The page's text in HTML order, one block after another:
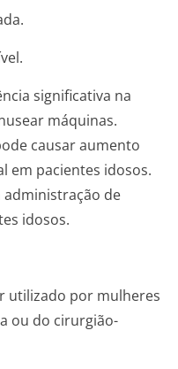
significativa na
máquinas.
causar aumento
em pacientes idosos.
administração de
idosos.
utilizado por mulheres
ou do cirurgião-